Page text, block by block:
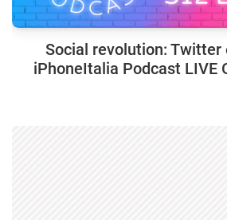
Social revolution: Twitter
iPhoneItalia Podcast LIVE